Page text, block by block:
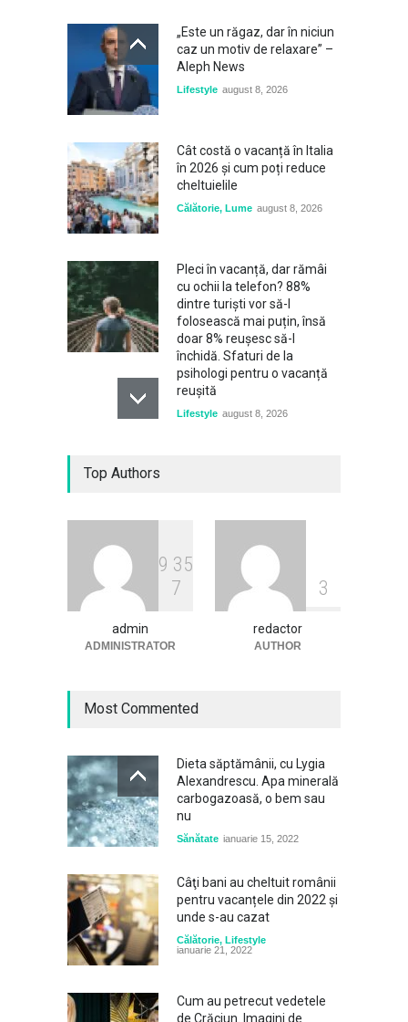
„Este un răgaz, dar în niciun
caz un motiv de relaxare” –
Aleph News
Lifestyle august 8, 2026
Cât costă o vacanță în Italia
în 2026 și cum poți reduce
cheltuielile
Călătorie, Lume august 8, 2026
Pleci în vacanță, dar rămâi
cu ochii la telefon? 88%
dintre turiști vor să-l
folosească mai puțin, însă
doar 8% reușesc să-l
închidă. Sfaturi de la
psihologi pentru o vacanță
reușită
Lifestyle august 8, 2026
provoca un incendiu în avion
Lume august 8, 2026
„Trebuie să instituim o
prezență militară americană
permanentă în Polonia”
august 7, 2026
Top Authors
9 35
7
admin
ADMINISTRATOR
3
redactor
AUTHOR
Most Commented
Dieta săptămânii, cu Lygia
Alexandrescu. Apa minerală
carbogazoasă, o bem sau
nu
Sănătate ianuarie 15, 2022
Câţi bani au cheltuit românii
pentru vacanțele din 2022 și
unde s-au cazat
Călătorie, Lifestyle
ianuarie 21, 2022
Cum au petrecut vedetele
de Crăciun. Imagini de